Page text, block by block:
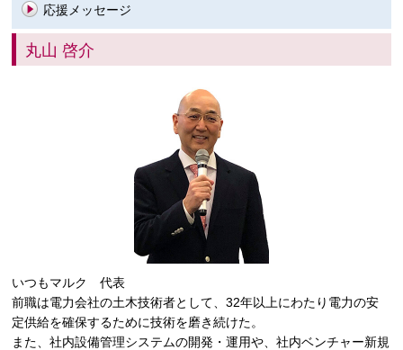
応援メッセージ
丸山 啓介
いつもマルク 代表
前職は電力会社の土木技術者として、32年以上にわたり電力の安
定供給を確保するために技術を磨き続けた。
また、社内設備管理システムの開発・運用や、社内ベンチャー新規